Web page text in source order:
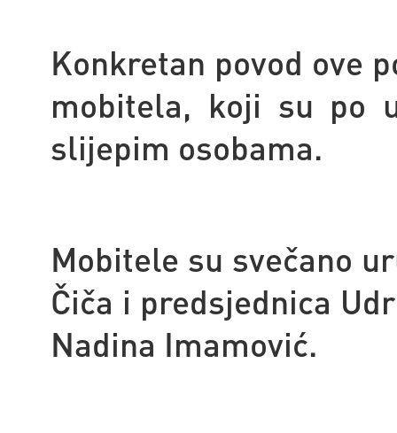
Konkretan povod ove
mobitela, koji su po
slijepim osobama.
Mobitele su svečano
Čiča i predsjednica
Nadina Imamović.